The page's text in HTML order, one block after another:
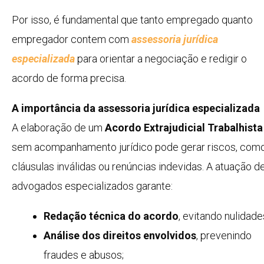
Por isso, é fundamental que tanto empregado quanto
empregador contem com assessoria jurídica
especializadapara orientar a negociação e redigir o
acordo de forma precisa.
A importância da assessoria jurídica especializada
A elaboração de um Acordo Extrajudicial Trabalhista
sem acompanhamento jurídico pode gerar riscos,
cláusulas inválidas ou renúncias indevidas. A atuação
advogados especializados garante:
Redação técnica do acordo, evitando
Análise dos direitos envolvidos, prevenindo
fraudes e abusos;